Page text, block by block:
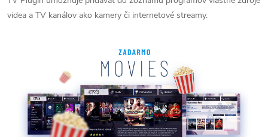
videa a TV kanálov ako kamery či internetové streamy.